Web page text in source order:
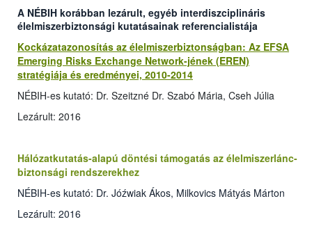
A NÉBIH korábban lezárult, egyéb interdiszciplináris
élelmiszerbiztonsági kutatásainak referencialistája
Kockázatazonosítás az élelmiszerbiztonságban: Az EFSA
Emerging Risks Exchange Network-jének (EREN)
stratégiája és eredményei, 2010-2014
NÉBIH-es kutató: Dr. Szeitzné Dr. Szabó Mária, Cseh Júlia
Lezárult: 2016
Hálózatkutatás-alapú döntési támogatás az élelmiszerlánc-
biztonsági rendszerekhez
NÉBIH-es kutató: Dr. Jóźwiak Ákos, Milkovics Mátyás Márton
Lezárult: 2016